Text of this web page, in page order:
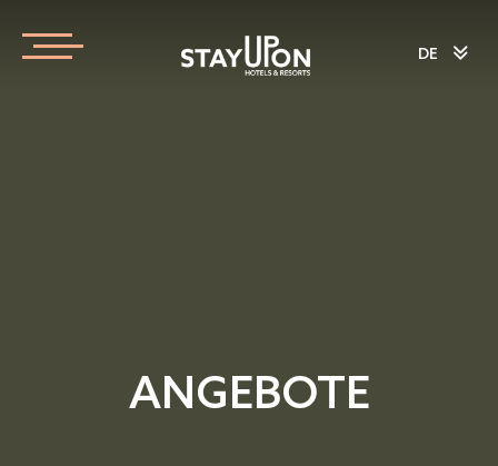
DE
ANGEBOTE